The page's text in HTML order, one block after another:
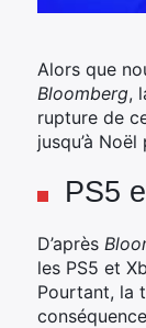
Alors que
Bloomberg,
rupture de
jusqu’à
PS5
D’après
les PS5 et
Pourtant, la